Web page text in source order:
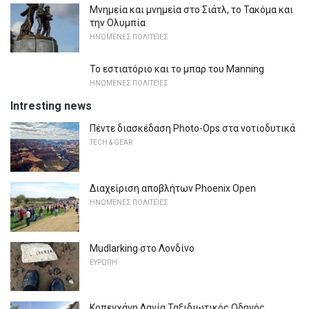
Μνημεία και μνημεία στο Σιάτλ, το Τακόμα και
την Ολυμπία
ΗΝΩΜΈΝΕΣ ΠΟΛΙΤΕΊΕΣ
Το εστιατόριο και το μπαρ του Manning
ΗΝΩΜΈΝΕΣ ΠΟΛΙΤΕΊΕΣ
Intresting news
Πέντε διασκέδαση Photo-Ops στα νοτιοδυτικά
TECH & GEAR
Διαχείριση αποβλήτων Phoenix Open
ΗΝΩΜΈΝΕΣ ΠΟΛΙΤΕΊΕΣ
Mudlarking στο Λονδίνο
ΕΥΡΏΠΗ